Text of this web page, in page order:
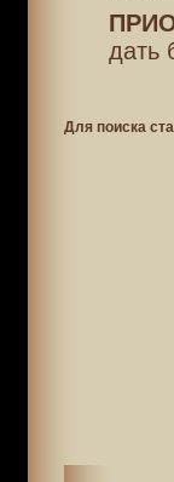
дать
Для поиска